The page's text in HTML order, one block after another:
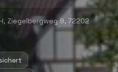
, Ziegelbergweg 9, 72202